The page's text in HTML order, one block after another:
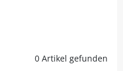
0 Artikel gefunden